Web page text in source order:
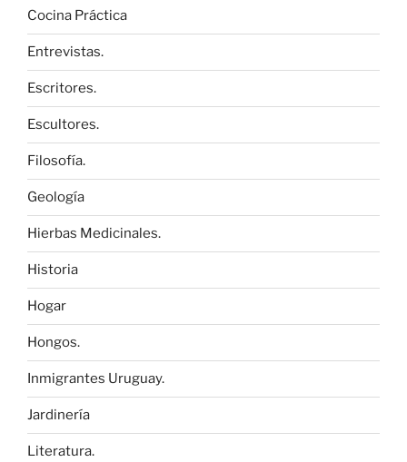
Cocina Práctica
Entrevistas.
Escritores.
Escultores.
Filosofía.
Geología
Hierbas Medicinales.
Historia
Hogar
Hongos.
Inmigrantes Uruguay.
Jardinería
Literatura.